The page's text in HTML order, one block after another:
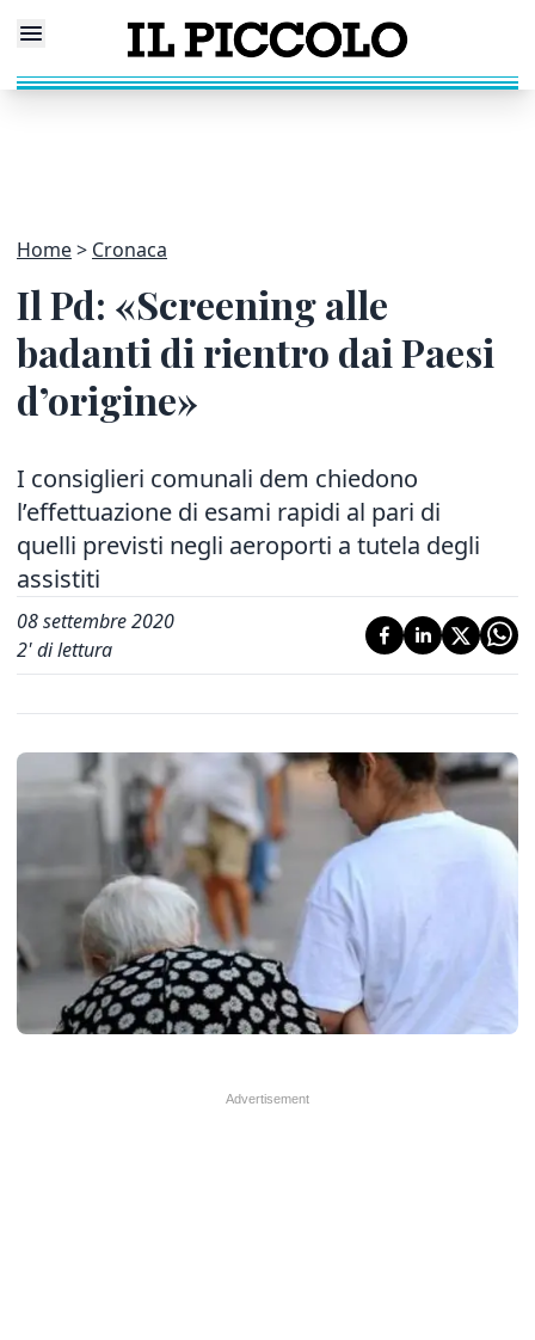
Home Cronaca
Il Pd: «Screening alle
badanti di rientro dai Paesi
d’origine»
I consiglieri comunali dem chiedono
l’effettuazione di esami rapidi al pari di
quelli previsti negli aeroporti a tutela degli
assistiti
08 settembre 2020
2' di lettura